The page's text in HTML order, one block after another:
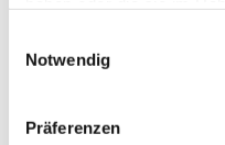
Notwendig
Präferenzen
Zugangskontrolle bis hin
von erheblicher
Serverstandorten in